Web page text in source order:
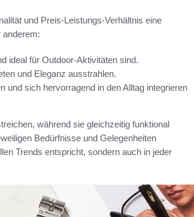
und Preis-Leistungs-Verhältnis eine
anderem:
ideal für Outdoor-Aktivitäten sind.
und Eleganz ausstrahlen.
und sich hervorragend in den Alltag integrieren
während sie gleichzeitig funktional
Bedürfnisse und Gelegenheiten
Trends entspricht, sondern auch in jeder